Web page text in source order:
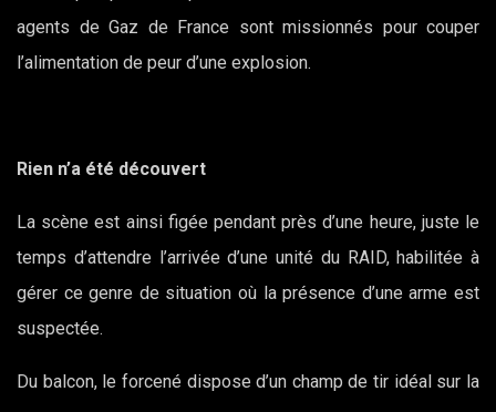
agents de Gaz de France sont missionnés pour couper
l’alimentation de peur d’une explosion.
Rien n’a été découvert
La scène est ainsi figée pendant près d’une heure, juste le
temps d’attendre l’arrivée d’une unité du RAID, habilitée à
gérer ce genre de situation où la présence d’une arme est
suspectée.
Du balcon, le forcené dispose d’un champ de tir idéal sur la